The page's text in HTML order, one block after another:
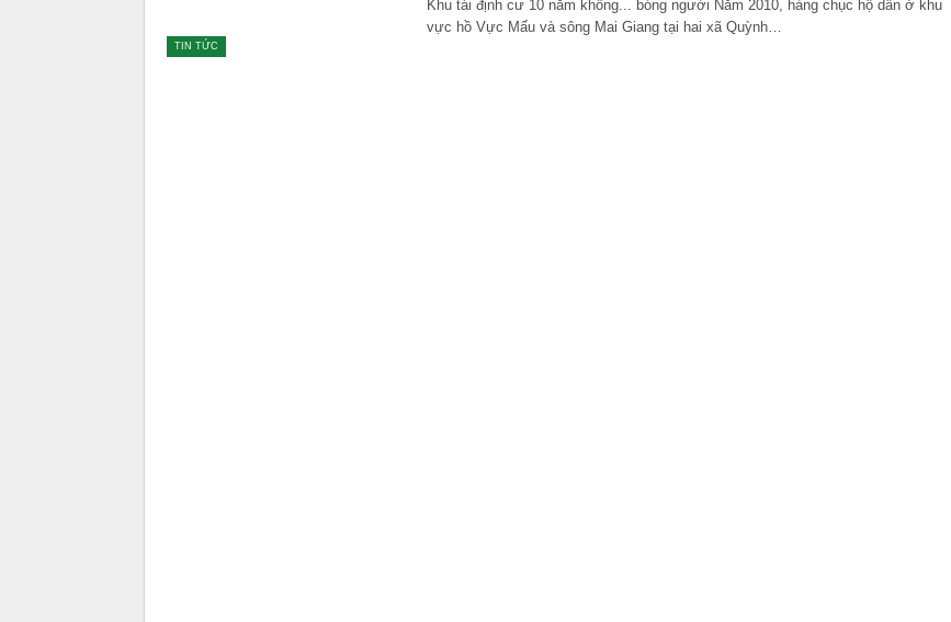
TIN TỨC
Khu tái định cư 10 năm không... bóng người Năm 2010, hàng chục hộ dân ở khu
vực hồ Vực Mấu và sông Mai Giang tại hai xã Quỳnh…